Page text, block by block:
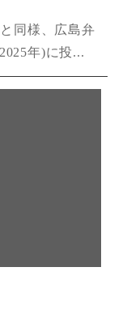
同様、広島弁
年)に投...